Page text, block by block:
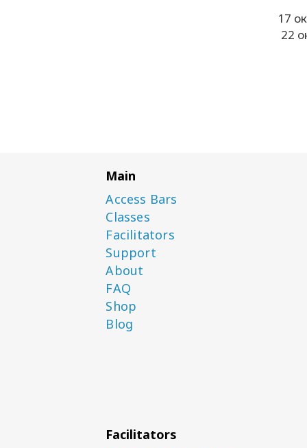
17
22
Main
Access Bars
Classes
Facilitators
Support
About
FAQ
Shop
Blog
Facilitators